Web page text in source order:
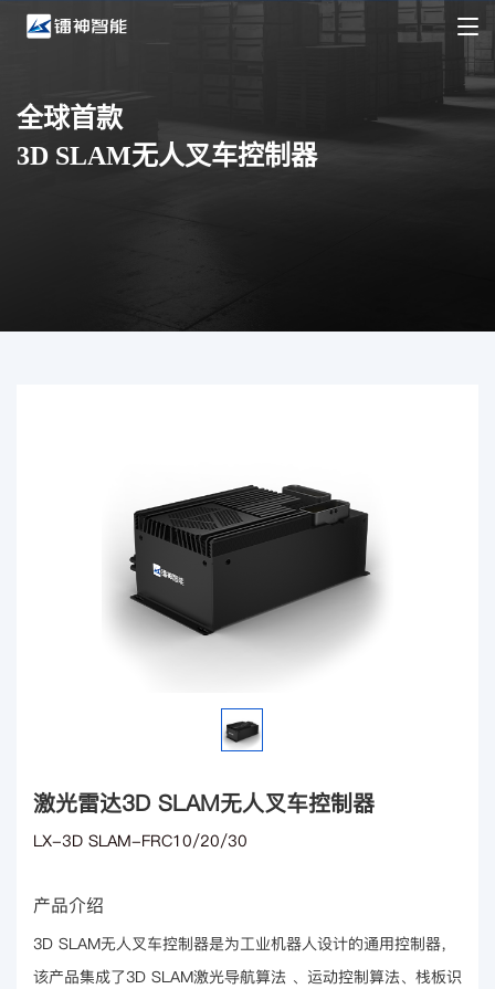
全球首款
3D SLAM无人叉车控制器
激光雷达3D SLAM无人叉车控制器
LX-3D SLAM-FRC10/20/30
产品介绍
3D SLAM无人叉车控制器是为工业机器人设计的通用控制器，
该产品集成了3D SLAM激光导航算法 、运动控制算法、栈板识